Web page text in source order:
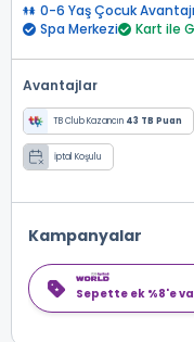
0-6 Yaş Çocuk Avantajı
Spa Merkezi
Kart ile
Avantajlar
TB Club Kazancın 43 TB Puan
İptal Koşulu
Kampanyalar
Sepette ek %8'e